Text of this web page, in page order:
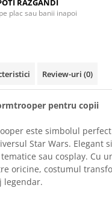
RAZGANDI
plac sau banii inapoi
Review-uri (0)
pentru copii
este simbolul
Star Wars. Elegant
sau cosplay. Cu
oricine, costumul
legendar.